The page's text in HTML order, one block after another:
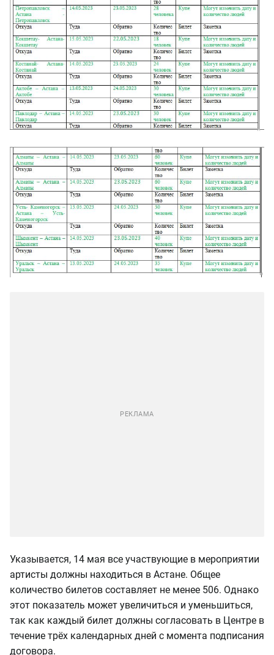
Указывается, 14 мая все участвующие в мероприятии
артисты должны находиться в Астане. Общее
количество билетов составляет не менее 506. Однако
этот показатель может увеличиться и уменьшиться,
так как каждый билет должны согласовать в Центре в
течение трёх календарных дней с момента подписания
договора.